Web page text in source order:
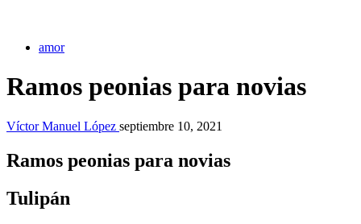
amor
Ramos peonias para novias
Víctor Manuel López septiembre 10, 2021
Ramos peonias para novias
Tulipán